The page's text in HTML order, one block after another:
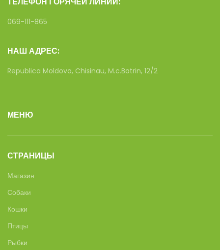
069-111-865
НАШ АДРЕС:
Republica Moldova, Chisinau, M.c.Batrin, 12/2
МЕНЮ
СТРАНИЦЫ
Магазин
Собаки
Кошки
Птицы
Рыбки